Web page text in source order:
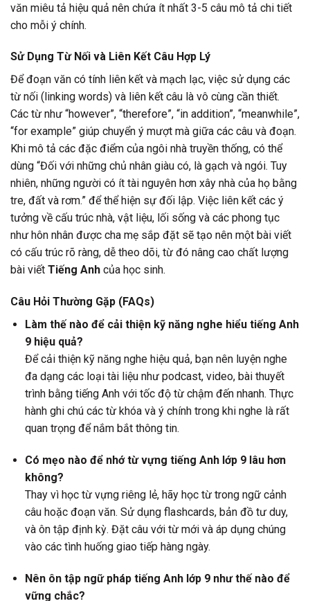
văn miêu tả hiệu quả nên chứa ít nhất 3-5 câu mô tả chi tiết
cho mỗi ý chính.
Sử Dụng Từ Nối và Liên Kết Câu Hợp Lý
Để đoạn văn có tính liên kết và mạch lạc, việc sử dụng các
từ nối (linking words) và liên kết câu là vô cùng cần thiết.
Các từ như “however”, “therefore”, “in addition”, “meanwhile”,
“for example” giúp chuyển ý mượt mà giữa các câu và đoạn.
Khi mô tả các đặc điểm của ngôi nhà truyền thống, có thể
dùng “Đối với những chủ nhân giàu có, là gạch và ngói. Tuy
nhiên, những người có ít tài nguyên hơn xây nhà của họ bằng
tre, đất và rơm.” để thể hiện sự đối lập. Việc liên kết các ý
tưởng về cấu trúc nhà, vật liệu, lối sống và các phong tục
như hôn nhân được cha mẹ sắp đặt sẽ tạo nên một bài viết
có cấu trúc rõ ràng, dễ theo dõi, từ đó nâng cao chất lượng
bài viết Tiếng Anh của học sinh.
Câu Hỏi Thường Gặp (FAQs)
Làm thế nào để cải thiện kỹ năng nghe hiểu tiếng Anh
9 hiệu quả?
Để cải thiện kỹ năng nghe hiệu quả, bạn nên luyện nghe
đa dạng các loại tài liệu như podcast, video, bài thuyết
trình bằng tiếng Anh với tốc độ từ chậm đến nhanh. Thực
hành ghi chú các từ khóa và ý chính trong khi nghe là rất
quan trọng để nắm bắt thông tin.
Có mẹo nào để nhớ từ vựng tiếng Anh lớp 9 lâu hơn
không?
Thay vì học từ vựng riêng lẻ, hãy học từ trong ngữ cảnh
câu hoặc đoạn văn. Sử dụng flashcards, bản đồ tư duy,
và ôn tập định kỳ. Đặt câu với từ mới và áp dụng chúng
vào các tình huống giao tiếp hàng ngày.
Nên ôn tập ngữ pháp tiếng Anh lớp 9 như thế nào để
vững chắc?